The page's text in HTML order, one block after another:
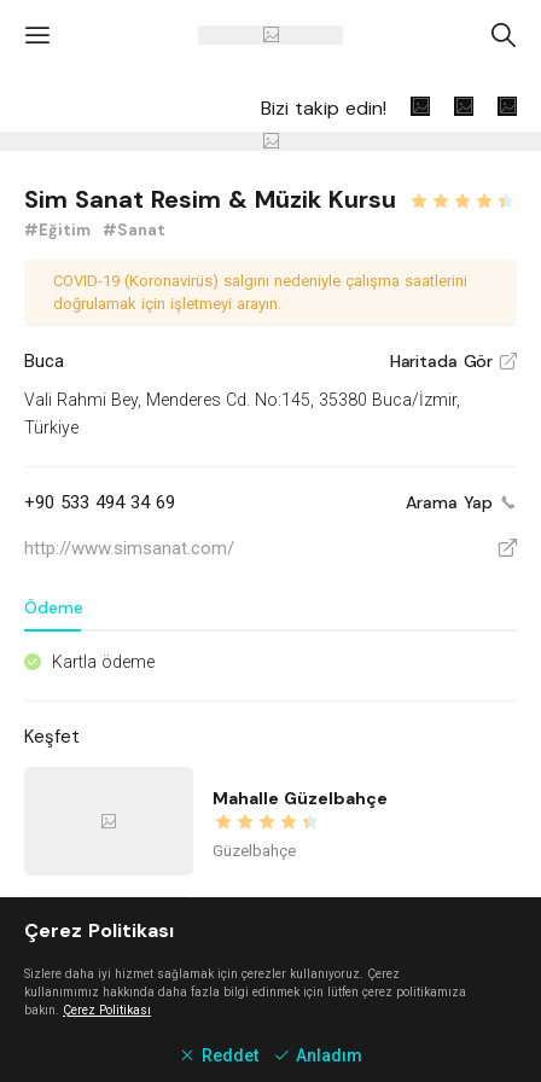
' A
Bizi takip edin!
Sim Sanat Resim & Müzik Kursu
#Eğitim #Sanat
COVID-19 (Koronavirüs) salgını nedeniyle çalışma saatlerini
doğrulamak için işletmeyi arayın.
Buca Haritada Gör V
Vali Rahmi Bey, Menderes Cd. No:145, 35380 Buca/İzmir,
Türkiye
+90 533 494 34 69 Arama Yap
http://www.simsanat.com/ V
Ödeme
^ Kartla ödeme
Keşfet
Mahalle Güzelbahçe
Güzelbahçe
Alaçatı
Alaçatı Forte
Çerez Politikası
Sizlere daha iyi hizmet sağlamak için çerezler kullanıyoruz. Çerez
kullanımımız hakkında daha fazla bilgi edinmek için lütfen çerez politikamıza
bakın. Çerez Politikası
Reddet Anladım